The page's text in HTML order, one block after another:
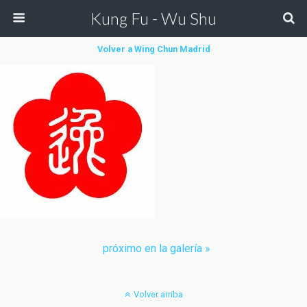
Kung Fu - Wu Shu
Volver a Wing Chun Madrid
próximo en la galería »
Volver arriba